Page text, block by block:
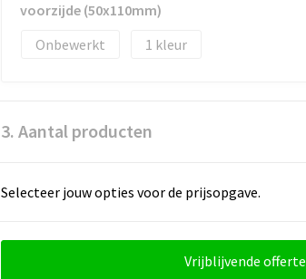
voorzijde (50x110mm)
Onbewerkt
1
3. Aantal producten
Selecteer jouw opties voor de prijsopgave.
Vrijblijvende offerte